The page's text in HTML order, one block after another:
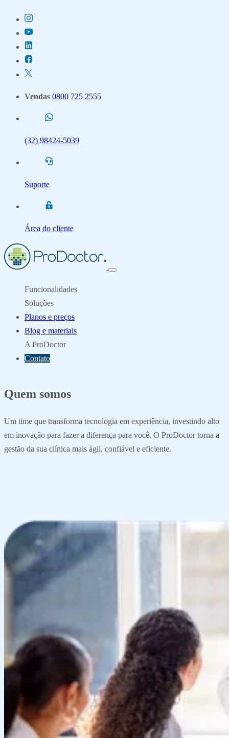
Vendas 0800 725 2555
(32) 98424-5039
Suporte
Área do cliente
Funcionalidades
Soluções
Planos e preços
Blog e materiais
A ProDoctor
Contato
Quem somos
Um time que transforma tecnologia em experiência, investindo alto
em inovação para fazer a diferença para você. O ProDoctor torna a
gestão da sua clínica mais ágil, confiável e eficiente.